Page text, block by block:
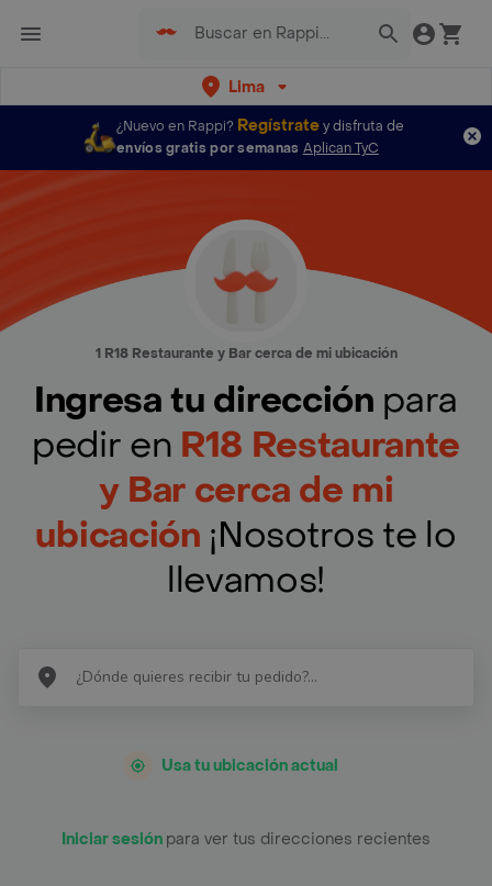
Lima
¿Nuevo en Rappi? Regístratey disfruta de
envíos gratis por semanas Aplican TyC
1 R18 Restaurante y Bar cerca de mi ubicación
Ingresa tu dirección para
pedir en R18 Restaurante
y Bar cerca de mi
ubicación ¡Nosotros te lo
llevamos!
Usa tu ubicación actual
Iniciar sesión para ver tus direcciones recientes